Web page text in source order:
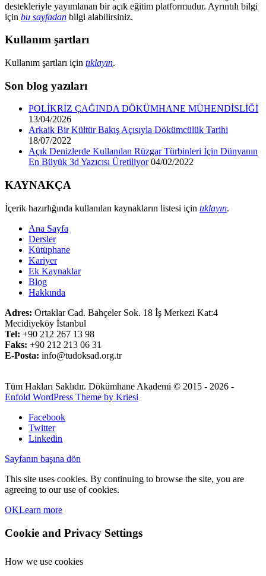
destekleriyle yayımlanan bir açık eğitim platformudur. Ayrıntılı bilgi
için bu sayfadan bilgi alabilirsiniz.
Kullanım şartları
Kullanım şartları için tıklayın.
Son blog yazıları
POLİKRİZ ÇAĞINDA DÖKÜMHANE MÜHENDİSLİĞİ
13/04/2026
Arkaik Bir Kültür Bakış Açısıyla Dökümcülük Tarihi
18/07/2022
Açık Denizlerde Kullanılan Rüzgar Türbinleri İçin Dünyanın
En Büyük 3d Yazıcısı Üretiliyor 04/02/2022
KAYNAKÇA
İçerik hazırlığında kullanılan kaynakların listesi için tıklayın.
Ana Sayfa
Dersler
Kütüphane
Kariyer
Ek Kaynaklar
Blog
Hakkında
Adres: Ortaklar Cad. Bahçeler Sok. 18 İş Merkezi Kat:4
Mecidiyeköy İstanbul
Tel: +90 212 267 13 98
Faks: +90 212 213 06 31
E-Posta: info@tudoksad.org.tr
Tüm Hakları Saklıdır. Dökümhane Akademi © 2015 - 2026 -
Enfold WordPress Theme by Kriesi
Facebook
Twitter
Linkedin
Sayfanın başına dön
This site uses cookies. By continuing to browse the site, you are
agreeing to our use of cookies.
OKLearn more
Cookie and Privacy Settings
How we use cookies